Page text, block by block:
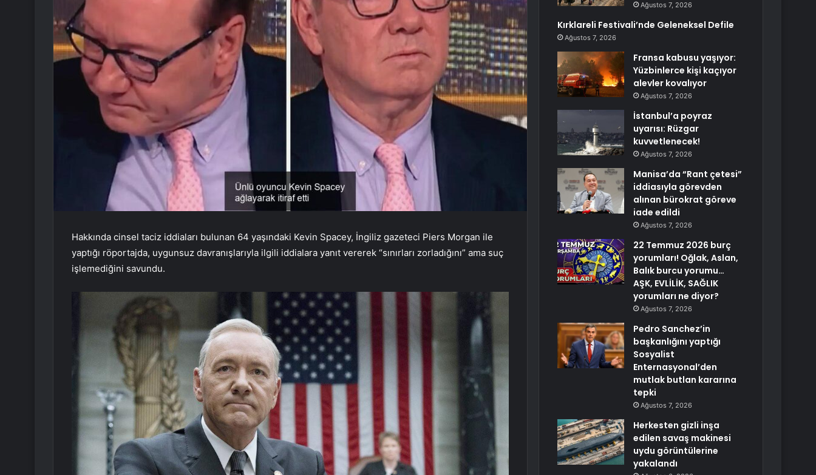
Hakkında cinsel taciz iddiaları bulunan 64 yaşındaki Kevin Spacey, İngiliz gazeteci Piers Morgan ile
yaptığı röportajda, uygunsuz davranışlarıyla ilgili iddialara yanıt vererek “sınırları zorladığını” ama suç
işlemediğini savundu.
Ağustos 7, 2026
Kırklareli Festivali’nde Geleneksel Defile
Ağustos 7, 2026
Fransa kabusu yaşıyor:
Yüzbinlerce kişi kaçıyor
alevler kovalıyor
Ağustos 7, 2026
İstanbul’a poyraz
uyarısı: Rüzgar
kuvvetlenecek!
Ağustos 7, 2026
Manisa’da “Rant çetesi”
iddiasıyla görevden
alınan bürokrat göreve
iade edildi
Ağustos 7, 2026
22 Temmuz 2026 burç
yorumları! Oğlak, Aslan,
Balık burcu yorumu…
AŞK, EVLİLİK, SAĞLIK
yorumları ne diyor?
Ağustos 7, 2026
Pedro Sanchez’in
başkanlığını yaptığı
Sosyalist
Enternasyonal’den
mutlak butlan kararına
tepki
Ağustos 7, 2026
Herkesten gizli inşa
edilen savaş makinesi
uydu görüntülerine
yakalandı